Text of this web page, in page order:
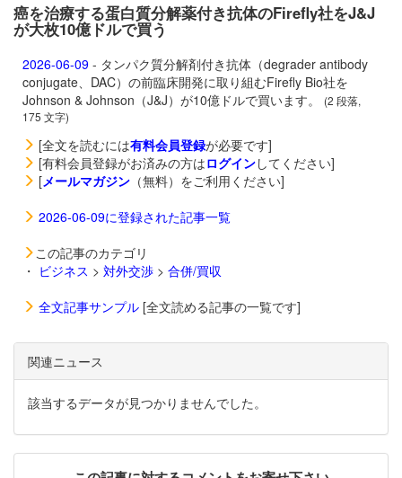
癌を治療する蛋白質分解薬付き抗体のFirefly社をJ&J
が大枚10億ドルで買う
2026-06-09 - タンパク質分解剤付き抗体（degrader antibody
conjugate、DAC）の前臨床開発に取り組むFirefly Bio社を
Johnson & Johnson（J&J）が10億ドルで買います。
(2 段落,
175 文字)
[全文を読むには有料会員登録が必要です]
[有料会員登録がお済みの方はログインしてください]
[メールマガジン （無料）をご利用ください]
2026-06-09に登録された記事一覧
この記事のカテゴリ
・ ビジネス > 対外交渉 > 合併/買収
全文記事サンプル [全文読める記事の一覧です]
関連ニュース
該当するデータが見つかりませんでした。